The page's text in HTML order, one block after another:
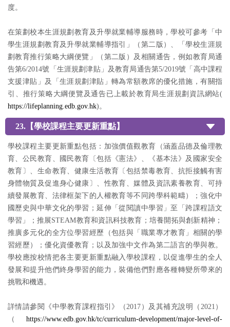
度。
在策劃校本生涯規劃教育及升學就業輔導服務時，學校可參考「中
學生涯規劃教育及升學就業輔導指引」（第二版）、「學校生涯規
劃教育推行策略大綱便覽」（第二版）及相關通告，例如教育局通
告第6/2014號「生涯規劃津貼」及教育局通告第5/2019號「高中課程
支援津貼」及「生涯規劃津貼」轉為常額教席的優化措施，有關指
引、推行策略大綱便覽及通告已上載於教育局生涯規劃資訊網站(
https://lifeplanning.edb.gov.hk)。
23.【學校課程主要更新重點】
學校課程主要更新重點包括：加強價值觀教育（涵蓋品德及倫理教
育、公⺠教育、國⺠教育〔包括《憲法》、《基本法》及國家安全
教育〕、生命教育、健康生活教育〔包括禁毒教育、抗拒接觸有害
身體物質及促進身心健康〕、性教育、媒體及資訊素養教育、可持
續發展教育、法律框架下的人權教育等不同跨學科範疇）；強化中
國歷史與中華文化的學習；延伸「從閱讀中學習」至「跨課程語文
學習」；推展STEAM教育和資訊科技教育；培養開拓與創新精神；
推廣多元化的全方位學習經歷（包括與「職業專才教育」相關的學
習經歷）；優化資優教育；以及加強中文作為第二語言的學與教。
學校應按校情把各主要更新重點融入學校課程，以促進學生的全人
發展和提升他們終身學習的能力，裝備他們對應各種轉變所帶來的
挑戰和機遇。
詳情請參閱《中學教育課程指引》（2017）及其補充說明（2021）
（ https://www.edb.gov.hk/tc/curriculum-development/major-level-of-